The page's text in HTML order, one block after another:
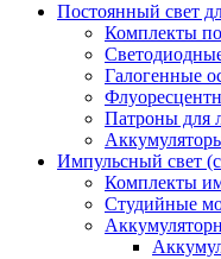
Постоянный свет
Комплекты
Галогенные
Патроны для
Импульсный свет
Комплекты
Студийные